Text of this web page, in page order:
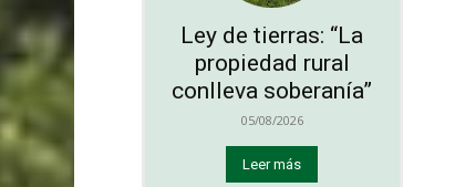
Ley de tierras: “La
propiedad rural
conlleva soberanía”
05/08/2026
Leer más